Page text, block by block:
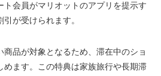
ト会員がマリオットのアプリを提示す
が受けられます。
品が対象となるため、滞在中のショ
めます。この特典は家族旅行や長期滞